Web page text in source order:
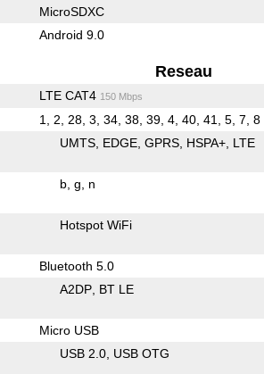
MicroSDXC
Android 9.0
Reseau
LTE CAT4 150 Mbps
1, 2, 28, 3, 34, 38, 39, 4, 40, 41, 5, 7, 8
UMTS EDGE GPRS HSPA+ LTE
b g n
Hotspot WiFi
Bluetooth 5.0
A2DP BT LE
Micro USB
USB 2.0 USB OTG